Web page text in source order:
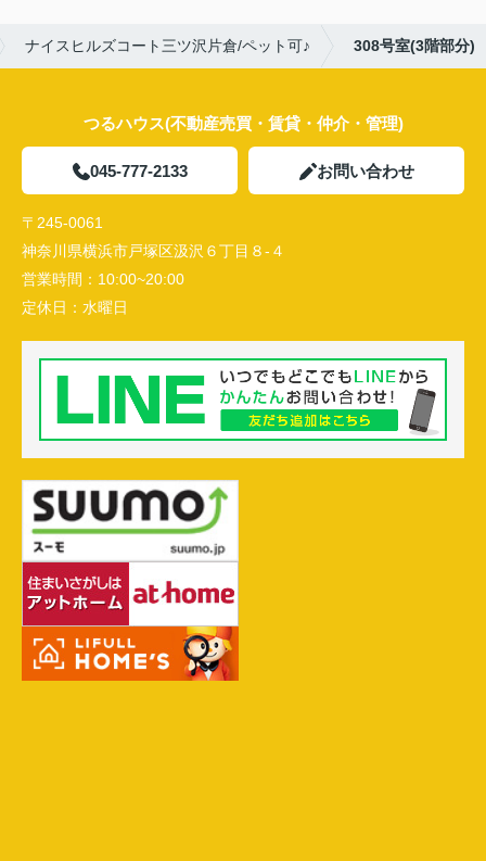
ナイスヒルズコート三ツ沢片倉/ペット可♪ 308号室(3階部分)
つるハウス(不動産売買・賃貸・仲介・管理)
045-777-2133 お問い合わせ
〒245-0061
神奈川県横浜市戸塚区汲沢６丁目８-４
営業時間： 10:00~20:00
定休日： 水曜日